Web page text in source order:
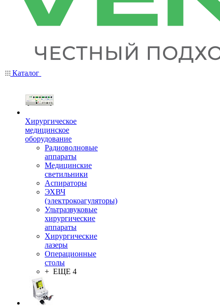
Каталог
Хирургическое
медицинское
оборудование
Радиоволновые
аппараты
Медицинские
светильники
Аспираторы
ЭХВЧ
(электрокоагуляторы)
Ультразвуковые
хирургические
аппараты
Хирургические
лазеры
Операционные
столы
+ ЕЩЕ 4